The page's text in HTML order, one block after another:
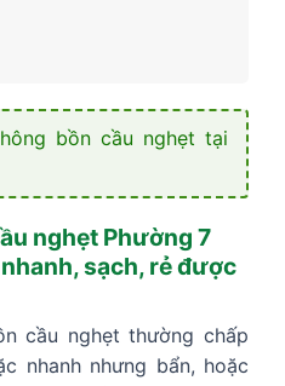
bồn cầu nghẹt tại
nghẹt Phường 7
sạch, rẻ được
cầu nghẹt thường chấp
nhanh nhưng bẩn, hoặc